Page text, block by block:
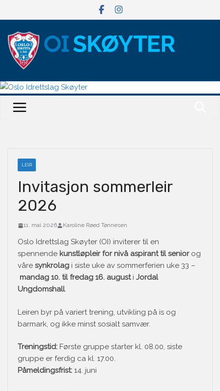
LEIR
Invitasjon sommerleir
2026
11. mai 2026 Karoline Røed Tønnesen
Oslo Idrettslag Skøyter (OI) inviterer til en
spennende kunstløpleir for nivå aspirant til seniorog
våre synkrolag i siste uke av sommerferien uke 33 –
mandag 10. til fredag 16. augusti Jordal
Ungdomshall.
Leiren byr på variert trening, utvikling på is og
barmark, og ikke minst sosialt samvær.
Treningstid: Første gruppe starter kl. 08.00, siste
gruppe er ferdig ca kl. 17.00.
Påmeldingsfrist: 14. juni